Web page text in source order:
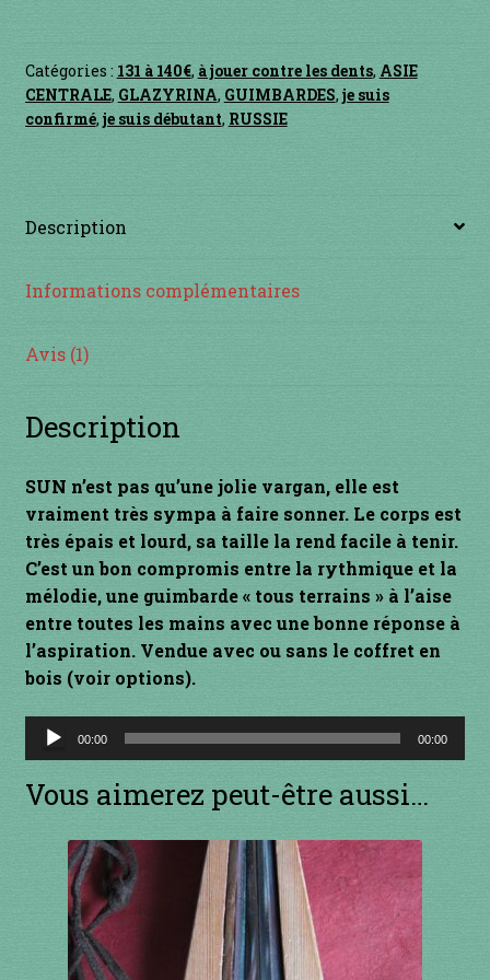
je suis confirmé
Panier
par prix
1 à 10€
11 à 20€
21 à 30€
31 à 40€
41 à 50€
51 à 60€
61 à 70€
71 à 80€
81 à 90€
GLAZYRINA
Catégories : 131 à 140€, à jouer contre les dents, ASIE
CENTRALE, GLAZYRINA, GUIMBARDES,je suis
confirmé, je suis débutant, RUSSIE
Description
Informations complémentaires
Avis (1)
Description
SUN n’est pas qu’une jolie vargan, elle est
vraiment très sympa à faire sonner. Le corps est
très épais et lourd, sa taille la rend facile à tenir.
C’est un bon compromis entre la rythmique et la
mélodie, une guimbarde « tous terrains » à l’aise
entre toutes les mains avec une bonne réponse à
l’aspiration. Vendue avec ou sans le coffret en
bois (voir options).
Lecteur
audio
00:00 00:00
Vous aimerez peut-être aussi…